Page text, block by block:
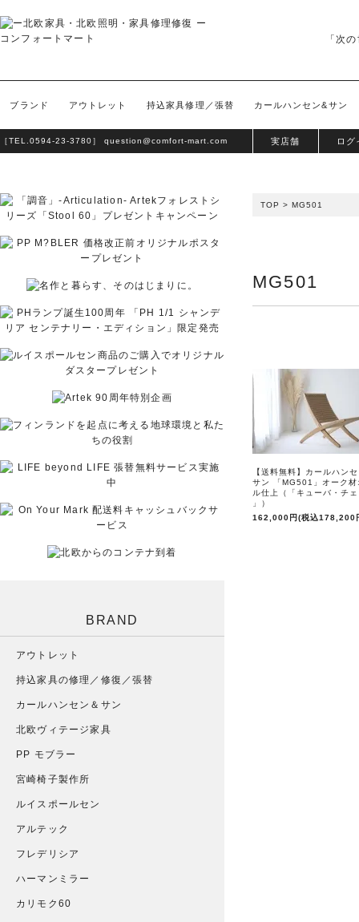
「次
ブランド アウトレット 持込家具修理／張替 カールハンセン&サン
［TEL. 0594-23-3780］ question@comfort-mart.com 実店舗 ログ
TOP > MG501
MG501
【送料無料】カールハン
サン 「MG501」オーク材
ル仕上（「キューバ・チ
」）
162,000円(税込178,200
BRAND
アウトレット
持込家具の修理／修復／張替
カールハンセン＆サン
北欧ヴィテージ家具
PP モブラー
宮崎椅子製作所
ルイスポールセン
アルテック
フレデリシア
ハーマンミラー
カリモク60